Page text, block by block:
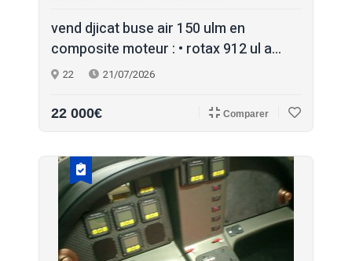
vend djicat buse air 150 ulm en
composite moteur : • rotax 912 ul a...
22 21/07/2026
22 000€ Comparer